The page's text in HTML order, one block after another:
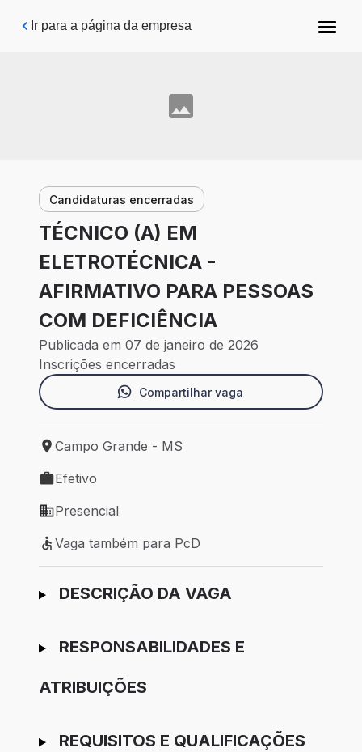
Pular para o conteúdo principal
Ir para a página da empresa
Candidaturas encerradas
TÉCNICO (A) EM
ELETROTÉCNICA -
AFIRMATIVO PARA PESSOAS
COM DEFICIÊNCIA
Publicada em 07 de janeiro de 2026
Inscrições encerradas
Compartilhar vaga
Local de trabalho: Campo Grande - MS
Campo Grande - MS
Tipo de vaga: Efetivo
Efetivo
Modelo de trabalho: Presencial
Presencial
Vaga também para PcD
Vaga também para PcD
Ir para candidatura
DESCRIÇÃO DA VAGA
RESPONSABILIDADES E
ATRIBUIÇÕES
REQUISITOS E QUALIFICAÇÕES